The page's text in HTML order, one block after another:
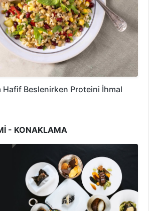
Hafif Beslenirken Proteini İhmal
- KONAKLAMA